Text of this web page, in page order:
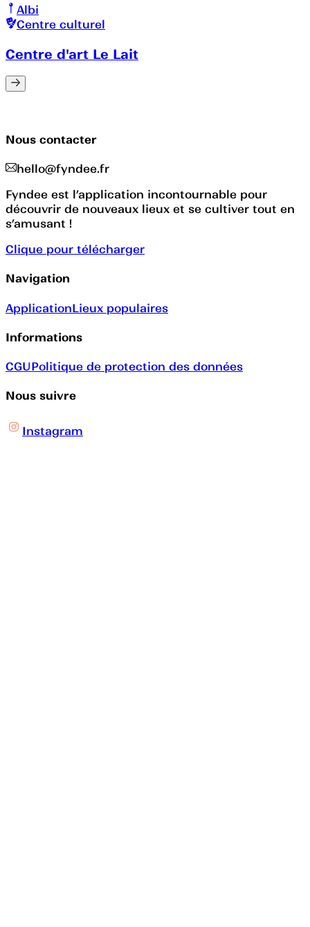
Albi
Centre culturel
Centre d'art Le Lait
Nous contacter
hello@fyndee.fr
Fyndee est l’application incontournable pour
découvrir de nouveaux lieux et se cultiver tout en
s’amusant !
Clique pour télécharger
Navigation
ApplicationLieux populaires
Informations
CGUPolitique de protection des données
Nous suivre
Instagram